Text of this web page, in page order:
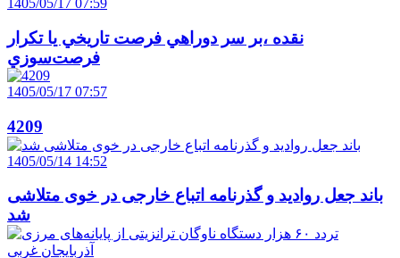
1405/05/17 07:59
نقده ،بر سر دوراهي فرصت تاريخي يا تکرار
فرصت‌سوزي
1405/05/17 07:57
4209
1405/05/14 14:52
باند جعل روادید و گذرنامه اتباع خارجی در خوی متلاشی
شد